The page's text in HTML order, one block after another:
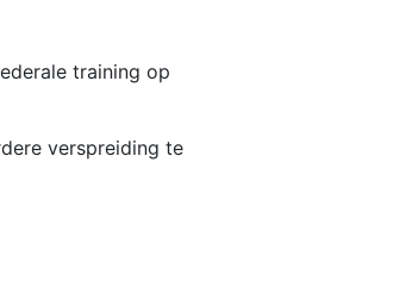
training op
verspreiding te